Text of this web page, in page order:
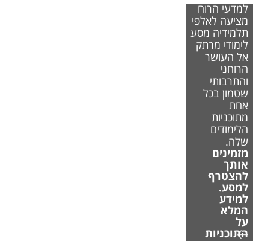
למדעי הרוח
מציעה לאלפי
תלמידיה מסע
לימודי מרתק
אל העושר
הרוחני
והתרבותי
שטמון בכל
אחת
מתוכניות
הלימודים
שלה.
מזמינים
אותך
להצטרף
למסע.
למידע
המלא
על
התוכניות